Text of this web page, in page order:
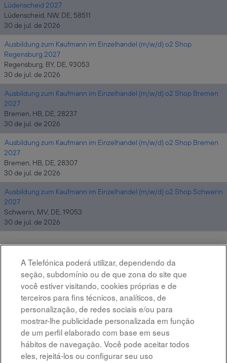
Lüdenscheid 2027
Lüdenscheid, NW, DE, 58511
30 de jul. de 2026
Ausbildung zum Kaufmann im Einzelhandel (m/w/d) o2 Shop
Regensburg 2027
Regensburg, BY, DE, 93053
30 de jul. de 2026
Ausbildung zum Kaufmann im Einzelhandel (m/w/d) o2 Shop Bremen
2027
Bremen, HB, DE, 28237
30 de jul. de 2026
Ausbildung zum Kaufmann im Einzelhandel (m/w/d) o2 Shop Bremen
2027
Bremen, HB, DE, 28307
30 de jul. de 2026
Ausbildung zum Kaufmann im Einzelhandel (m/w/d) o2 Shop Schwerin
2027
Schwerin, MV, DE, 19053
30 de jul. de 2026
Resultados
« 1 2 »
Selecione a frequência (em dias) de recebimento de alertas:
Criar alerta
A Telefónica poderá utilizar, dependendo da
seção, subdomínio ou de que zona do site que
você estiver visitando, cookies próprias e de
terceiros para fins técnicos, analíticos, de
personalização, de redes sociais e/ou para
mostrar-lhe publicidade personalizada em função
de um perfil elaborado com base em seus
hábitos de navegação. Você pode aceitar todos
eles, rejeitá-los ou configurar seu uso